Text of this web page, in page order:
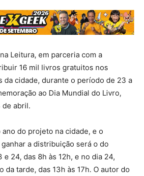
Leitura, em parceria com a
16 mil livros gratuitos nos
da cidade, durante o período de 23 a
ao Dia Mundial do Livro,
de abril.
do projeto na cidade, e o
a distribuição será o do
e 24, das 8h às 12h, e no dia 24,
da tarde, das 13h às 17h. O autor do